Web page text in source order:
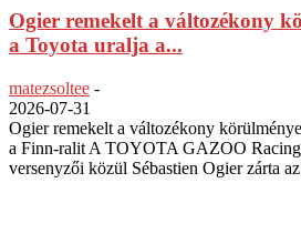
Ogier remekelt a változékony
a Toyota uralja a...
matezsoltee -
2026-07-31
Ogier remekelt a változékony
a Finn-ralit A TOYOTA GAZOO
versenyzői közül Sébastien Ogier zárta